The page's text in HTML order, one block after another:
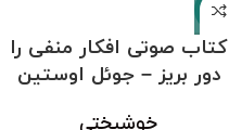
-31%
کتاب صوتی افکار منفی را
دور بریز – جوئل اوستین
خوشبختی